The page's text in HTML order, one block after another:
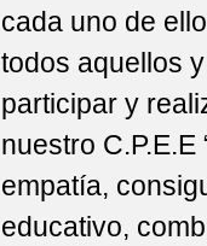
cada uno de
todos aquellos
participar y
nuestro C.P.E.E
empatía,
educativo,